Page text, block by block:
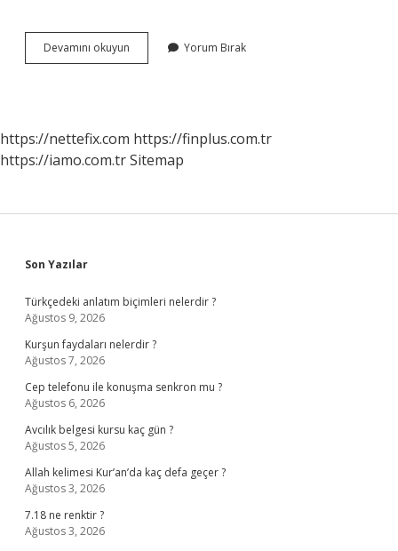
Devamını okuyun
Neden
Yorum Bırak
https://nettefix.com https://finplus.com.tr
https://iamo.com.trSitemap
Sidebar
Son Yazılar
Türkçedeki anlatım biçimleri nelerdir ?
Ağustos 9, 2026
Kurşun faydaları nelerdir ?
Ağustos 7, 2026
Cep telefonu ile konuşma senkron mu ?
Ağustos 6, 2026
Avcılık belgesi kursu kaç gün ?
Ağustos 5, 2026
Allah kelimesi Kur’an’da kaç defa geçer ?
Ağustos 3, 2026
7.18 ne renktir ?
Ağustos 3, 2026